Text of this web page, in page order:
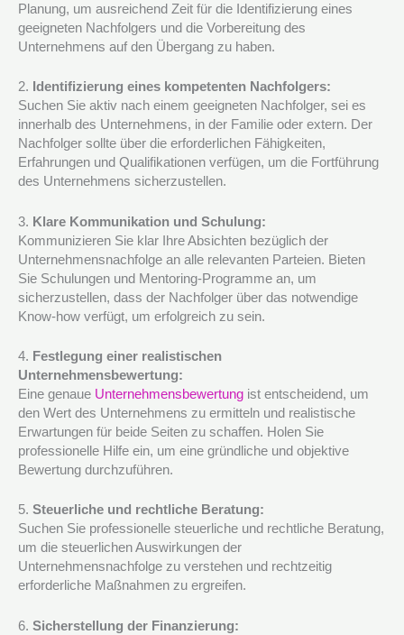
Planung, um ausreichend Zeit für die Identifizierung eines
geeigneten Nachfolgers und die Vorbereitung des
Unternehmens auf den Übergang zu haben.
2. Identifizierung eines kompetenten Nachfolgers:
Suchen Sie aktiv nach einem geeigneten Nachfolger, sei es
innerhalb des Unternehmens, in der Familie oder extern. Der
Nachfolger sollte über die erforderlichen Fähigkeiten,
Erfahrungen und Qualifikationen verfügen, um die Fortführung
des Unternehmens sicherzustellen.
3. Klare Kommunikation und Schulung:
Kommunizieren Sie klar Ihre Absichten bezüglich der
Unternehmensnachfolge an alle relevanten Parteien. Bieten
Sie Schulungen und Mentoring-Programme an, um
sicherzustellen, dass der Nachfolger über das notwendige
Know-how verfügt, um erfolgreich zu sein.
4. Festlegung einer realistischen
Unternehmensbewertung:
Eine genaue Unternehmensbewertung ist entscheidend, um
den Wert des Unternehmens zu ermitteln und realistische
Erwartungen für beide Seiten zu schaffen. Holen Sie
professionelle Hilfe ein, um eine gründliche und objektive
Bewertung durchzuführen.
5. Steuerliche und rechtliche Beratung:
Suchen Sie professionelle steuerliche und rechtliche Beratung,
um die steuerlichen Auswirkungen der
Unternehmensnachfolge zu verstehen und rechtzeitig
erforderliche Maßnahmen zu ergreifen.
6. Sicherstellung der Finanzierung: